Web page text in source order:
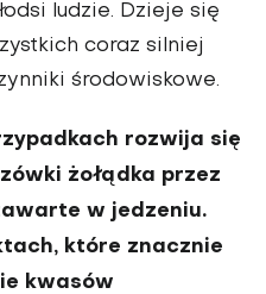
ludzie. Dzieje się
coraz silniej
środowiskowe.
rozwija się
żołądka przez
w jedzeniu.
które znacznie
kwasów